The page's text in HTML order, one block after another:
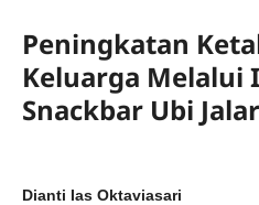
Peningkatan
Keluarga Melalui
Snackbar Ubi
Dianti Ias Oktaviasari